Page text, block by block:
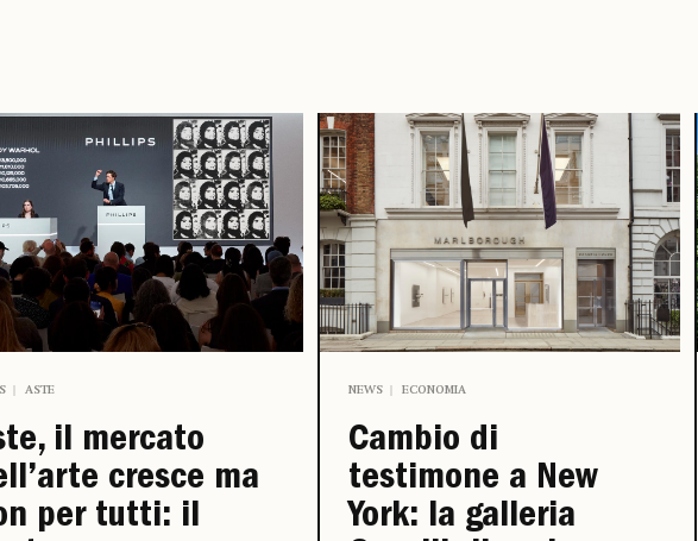
ASTE
il mercato
cresce ma
per tutti: il
NEWS ECONOMIA
Cambio di
testimone a New
York: la galleria